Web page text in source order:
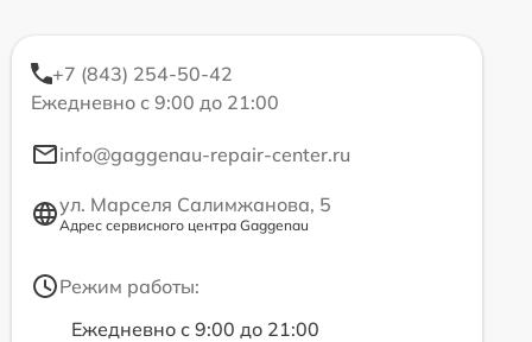
+7 (843) 254-50-42
Ежедневно с 9:00 до 21:00
info@gaggenau-repair-center.ru
ул. Марселя Салимжанова, 5
Адрес сервисного центра Gaggenau
Режим работы:
Ежедневно с 9:00 до 21:00